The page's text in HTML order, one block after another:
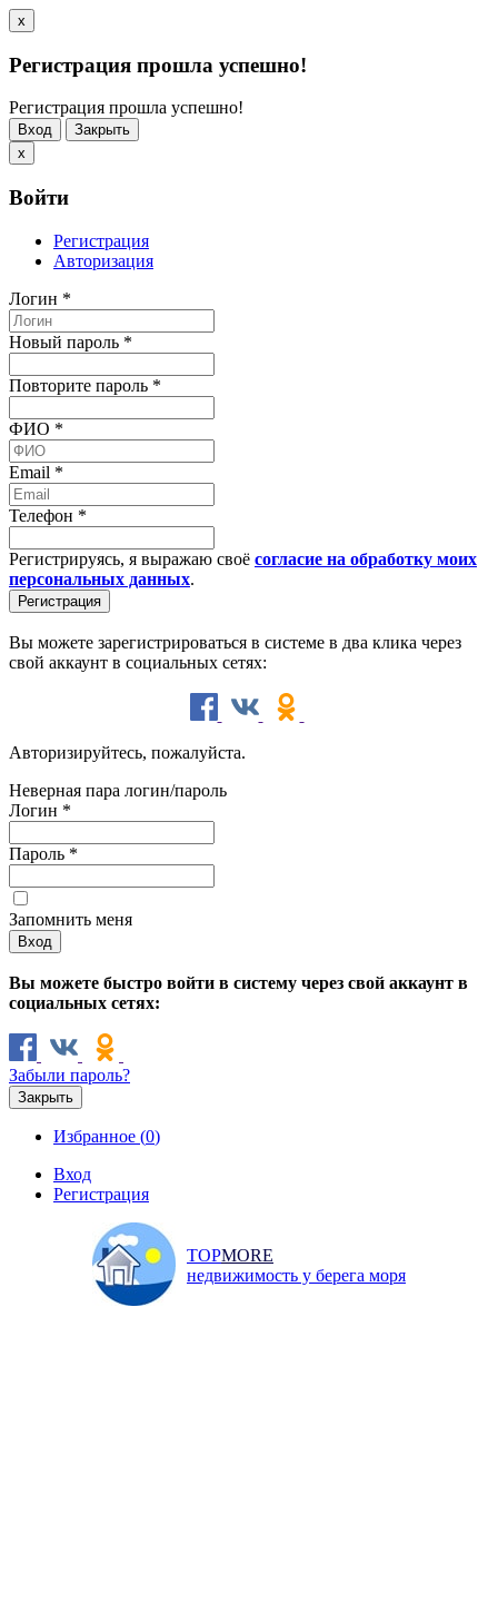
x
Регистрация прошла успешно!
Регистрация прошла успешно!
Вход
Закрыть
x
Войти
Регистрация
Авторизация
Логин *
Новый пароль *
Повторите пароль *
ФИО *
Email *
Телефон *
Регистрируясь, я выражаю своё согласие на обработку моих
персональных данных.
Вы можете зарегистрироваться в системе в два клика через
свой аккаунт в социальных сетях:
Авторизируйтесь, пожалуйста.
Неверная пара логин/пароль
Логин *
Пароль *
Запомнить меня
Вы можете быстро войти в систему через свой аккаунт в
социальных сетях:
Забыли пароль?
Закрыть
Избранное (0)
Вход
Регистрация
TOPMORE
недвижимость у берега моря